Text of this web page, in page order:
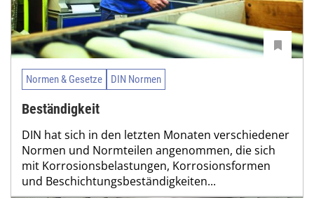
Normen & Gesetze DIN Normen
Beständigkeit
DIN hat sich in den letzten Monaten verschiedener
Normen und Normteilen angenommen, die sich
mit Korrosionsbelastungen, Korrosionsformen
und Beschichtungsbeständigkeiten...